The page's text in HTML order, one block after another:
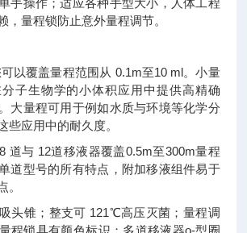
手操作；适应各种手型大小，人体工程
，量程锁防止意外量程调节。
以覆盖量程范围从 0.1m至10 ml。小量
子生物学的小体积应用中提供高精确
大量程可用于例如水质与环境等化学分
些应用中的耐久度。
道与 12道移液器覆盖0.5m至300m量程
道型号的所有特点，附加移液组件易于
。
头锥；整支可 121℃高压灭菌；量程调
程锁具有颜色标识；多道移液器o-型圈